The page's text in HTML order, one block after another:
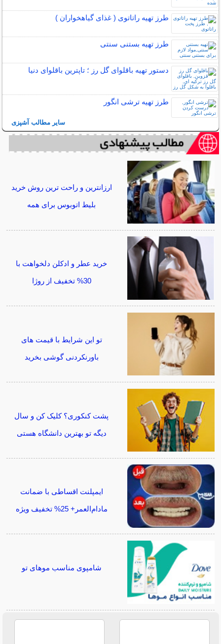
طرز تهیه راتاتوی ( غذای گیاهخواران )
طرز تهیه بستنی سنتی
دستور تهیه باقلوای گل رز ؛ تاپترین باقلوای دنیا
طرز تهیه ترشی انگور
سایر مطالب آشپزی
ارزانترین و راحت ترین روش خرید
بلیط اتوبوس برای همه
خرید عطر و ادکلن دلخواهت با
30% تخفیف از روژا
تو این شرایط با قیمت های
باورنکردنی گوشی بخرید
پشت کنکوری؟ کلیک کن و سال
دیگه تو بهترین دانشگاه هستی
ایمپلنت اقساطی با ضمانت
مادام‌العمر+ 25% تخفیف ویژه
شامپوی مناسب موهای تو